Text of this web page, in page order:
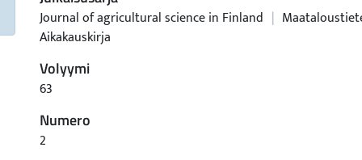
Journal of agricultural science in Finland |
Aikakauskirja
Volyymi
63
Numero
2